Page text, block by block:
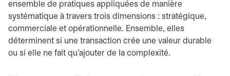
ensemble de pratiques appliquées de manière
systématique à travers trois dimensions : stratégique,
commerciale et opérationnelle. Ensemble, elles
déterminent si une transaction crée une valeur durable
ou si elle ne fait qu’ajouter de la complexité.